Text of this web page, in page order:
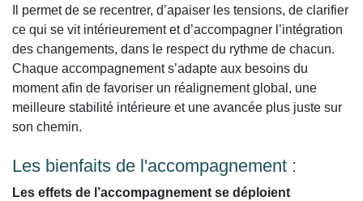
Il permet de se recentrer, d’apaiser les tensions, de clarifier
ce qui se vit intérieurement et d’accompagner l’intégration
des changements, dans le respect du rythme de chacun.
Chaque accompagnement s’adapte aux besoins du
moment afin de favoriser un réalignement global, une
meilleure stabilité intérieure et une avancée plus juste sur
son chemin.
Les bienfaits de l'accompagnement :
Les effets de l’accompagnement se déploient